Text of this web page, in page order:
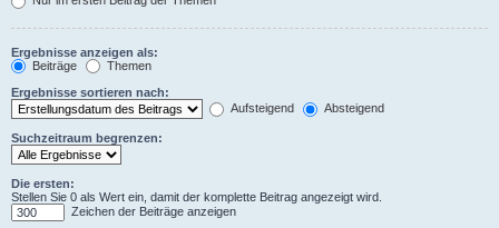
Ergebnisse anzeigen als:
Beiträge
Themen
Ergebnisse sortieren nach:
Aufsteigend
Absteigend
Suchzeitraum begrenzen:
Die ersten:
Stellen Sie 0 als Wert ein, damit der komplette Beitrag angezeigt wird.
Zeichen der Beiträge anzeigen